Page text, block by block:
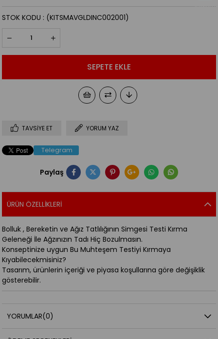
İndirim
(KITSMAVGLDINC002001)
STOK KODU
TAVSIYE ET YORUM YAZ
Telegram
Paylaş
ÜRÜN ÖZELLIKLERI
Bolluk , Bereketin ve Ağız Tatlılığının Simgesi Testi Kırma
Geleneği İle Ağzınızın Tadı Hiç Bozulmasın.
Konseptinize uygun Bu Muhteşem Testiyi Kırmaya
Kıyabilecekmisiniz?
Tasarım, ürünlerin içeriği ve piyasa koşullarına göre değişiklik
gösterebilir.
YORUMLAR(0)